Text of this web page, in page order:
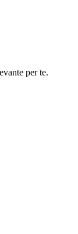
per te.